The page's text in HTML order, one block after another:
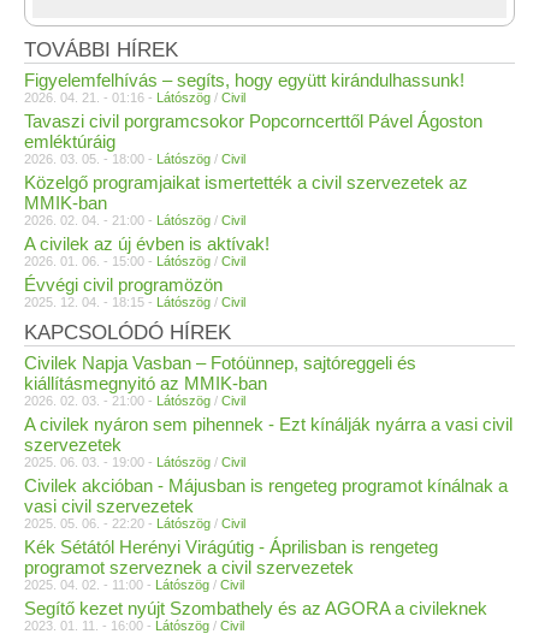
TOVÁBBI HÍREK
Figyelemfelhívás – segíts, hogy együtt kirándulhassunk!
2026. 04. 21. - 01:16 - Látószög / Civil
Tavaszi civil porgramcsokor Popcorncerttől Pável Ágoston
emléktúráig
2026. 03. 05. - 18:00 - Látószög / Civil
Közelgő programjaikat ismertették a civil szervezetek az
MMIK-ban
2026. 02. 04. - 21:00 - Látószög / Civil
A civilek az új évben is aktívak!
2026. 01. 06. - 15:00 - Látószög / Civil
Évvégi civil programözön
2025. 12. 04. - 18:15 - Látószög / Civil
KAPCSOLÓDÓ HÍREK
Civilek Napja Vasban – Fotóünnep, sajtóreggeli és
kiállításmegnyitó az MMIK-ban
2026. 02. 03. - 21:00 - Látószög / Civil
A civilek nyáron sem pihennek - Ezt kínálják nyárra a vasi civil
szervezetek
2025. 06. 03. - 19:00 - Látószög / Civil
Civilek akcióban - Májusban is rengeteg programot kínálnak a
vasi civil szervezetek
2025. 05. 06. - 22:20 - Látószög / Civil
Kék Sétától Herényi Virágútig - Áprilisban is rengeteg
programot szerveznek a civil szervezetek
2025. 04. 02. - 11:00 - Látószög / Civil
Segítő kezet nyújt Szombathely és az AGORA a civileknek
2023. 01. 11. - 16:00 - Látószög / Civil